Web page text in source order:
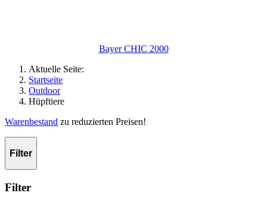
Bayer CHIC 2000
Aktuelle Seite:
Startseite
Outdoor
Hüpftiere
Warenbestand zu reduzierten Preisen!
Filter
Filter